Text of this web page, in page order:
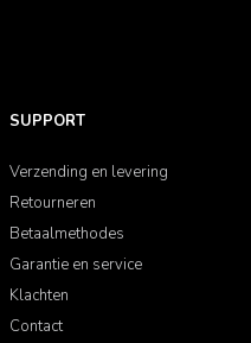
SUPPORT
Verzending en levering
Retourneren
Betaalmethodes
Garantie en service
Klachten
Contact